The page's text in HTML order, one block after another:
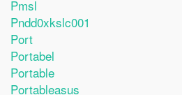
Pmsl
Pndd0xkslc001
Port
Portabel
Portable
Portableasus